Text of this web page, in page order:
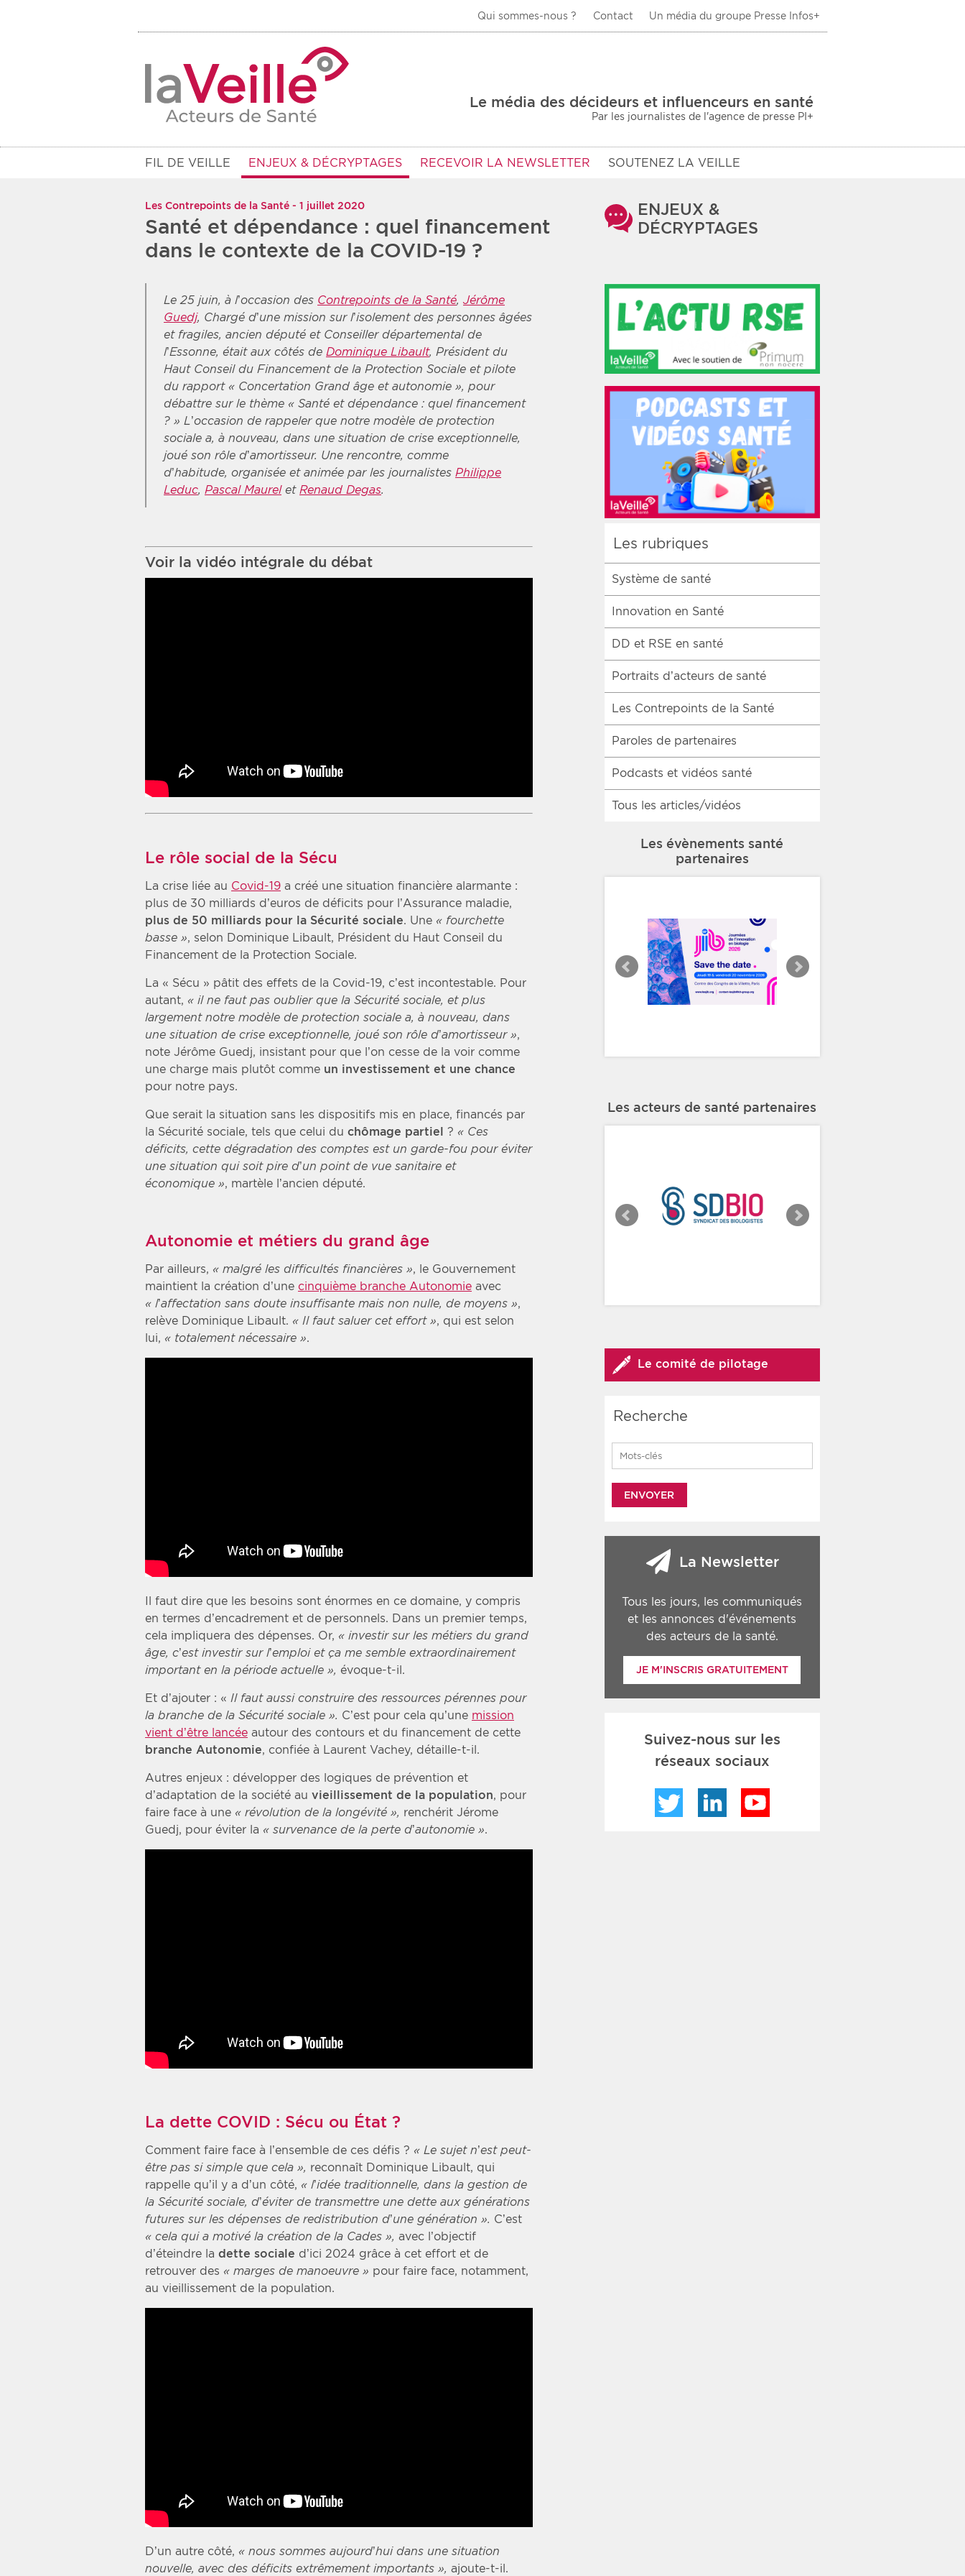
Qui sommes-nous ? Contact Un média du groupe Presse Infos+
Le média des décideurs et influenceurs en santé
Par les journalistes de l'agence de presse PI+
FIL DE VEILLE ENJEUX & DÉCRYPTAGES RECEVOIR LA NEWSLETTER SOUTENEZ LA VEILLE
ENJEUX &
DÉCRYPTAGES
Les Contrepoints de la Santé - 1 juillet 2020
Santé et dépendance : quel financement
dans le contexte de la COVID-19 ?
Le 25 juin, à l’occasion des Contrepoints de la Santé, Jérôme
Guedj, Chargé d’une mission sur l’isolement des personnes âgées
et fragiles, ancien député et Conseiller départemental de
l’Essonne, était aux côtés de Dominique Libault, Président du
Haut Conseil du Financement de la Protection Sociale et pilote
du rapport « Concertation Grand âge et autonomie », pour
débattre sur le thème « Santé et dépendance : quel financement
? » L’occasion de rappeler que notre modèle de protection
sociale a, à nouveau, dans une situation de crise exceptionnelle,
joué son rôle d’amortisseur. Une rencontre, comme
d’habitude, organisée et animée par les journalistes Philippe
Leduc, Pascal Maurelet Renaud Degas.
Voir la vidéo intégrale du débat
Le rôle social de la Sécu
La crise liée au Covid-19 a créé une situation financière alarmante :
plus de 30 milliards d’euros de déficits pour l’Assurance maladie,
plus de 50 milliards pour la Sécurité sociale. Une « fourchette
basse », selon Dominique Libault, Président du Haut Conseil du
Financement de la Protection Sociale.
La « Sécu » pâtit des effets de la Covid-19, c’est incontestable. Pour
autant, « il ne faut pas oublier que la Sécurité sociale, et plus
largement notre modèle de protection sociale a, à nouveau, dans
une situation de crise exceptionnelle, joué son rôle d’amortisseur »,
note Jérôme Guedj, insistant pour que l’on cesse de la voir comme
une charge mais plutôt comme un investissement et une chance
pour notre pays.
Que serait la situation sans les dispositifs mis en place, financés par
la Sécurité sociale, tels que celui du chômage partiel ? « Ces
déficits, cette dégradation des comptes est un garde-fou pour éviter
une situation qui soit pire d’un point de vue sanitaire et
économique », martèle l’ancien député.
Autonomie et métiers du grand âge
Par ailleurs, « malgré les difficultés financières », le Gouvernement
maintient la création d’une cinquième branche Autonomie avec
« l’affectation sans doute insuffisante mais non nulle, de moyens »,
relève Dominique Libault. « Il faut saluer cet effort », qui est selon
lui, « totalement nécessaire ».
Il faut dire que les besoins sont énormes en ce domaine, y compris
en termes d’encadrement et de personnels. Dans un premier temps,
cela impliquera des dépenses. Or, « investir sur les métiers du grand
âge, c’est investir sur l’emploi et ça me semble extraordinairement
important en la période actuelle », évoque-t-il.
Et d’ajouter : « Il faut aussi construire des ressources pérennes pour
la branche de la Sécurité sociale ». C’est pour cela qu’une mission
vient d’être lancée autour des contours et du financement de cette
branche Autonomie, confiée à Laurent Vachey, détaille-t-il.
Autres enjeux : développer des logiques de prévention et
d’adaptation de la société au vieillissement de la population, pour
faire face à une « révolution de la longévité », renchérit Jérome
Guedj, pour éviter la « survenance de la perte d’autonomie ».
La dette COVID : Sécu ou État ?
Comment faire face à l’ensemble de ces défis ? « Le sujet n’est peut-
être pas si simple que cela », reconnaît Dominique Libault, qui
rappelle qu’il y a d’un côté, « l’idée traditionnelle, dans la gestion de
la Sécurité sociale, d’éviter de transmettre une dette aux générations
futures sur les dépenses de redistribution d’une génération ». C’est
« cela qui a motivé la création de la Cades », avec l’objectif
d’éteindre la dette sociale d’ici 2024 grâce à cet effort et de
retrouver des « marges de manoeuvre » pour faire face, notamment,
au vieillissement de la population.
D’un autre côté, « nous sommes aujourd’hui dans une situation
nouvelle, avec des déficits extrêmement importants », ajoute-t-il.
Les rubriques
Système de santé
Innovation en Santé
DD et RSE en santé
Portraits d’acteurs de santé
Les Contrepoints de la Santé
Paroles de partenaires
Podcasts et vidéos santé
Tous les articles/vidéos
Les évènements santé
partenaires
Les acteurs de santé partenaires
Le comité de pilotage
Recherche
Search for:
La Newsletter
Tous les jours, les communiqués
et les annonces d'événements
des acteurs de la santé.
JE M'INSCRIS GRATUITEMENT
Suivez-nous sur les
réseaux sociaux
Twitter LinkedIn